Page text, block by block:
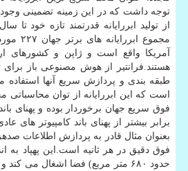
توجه داشت كه در این زمینه تضمینی وجود
آمریكا واقع است و ژاپن و كشورهای
هستند.فرانتیر از هوش مصنوعی باز برای
طبقه بندی و پردازش سریع آنها
برابر بیشتر از پهنای باند كامپیوتر های
بعنوان مثال قادر به پردازش اطلاعات
فوق دقیق در هر ثانیه است.این پهپاد به